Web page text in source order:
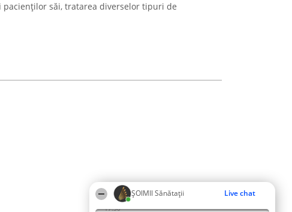
ŞOIMII Sănătații Live chat
17:30
săi, tratarea diverselor tipuri de